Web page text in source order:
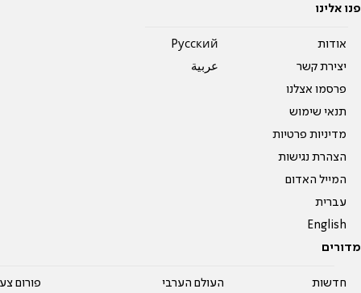
פנו אלינו
אודות
יצירת קשר
פרסמו אצלנו
תנאי שימוש
מדיניות פרטיות
הצהרת נגישות
המייל האדום
עברית
English
Pусский
عربية
מדורים
חדשות העולם הערבי פורום